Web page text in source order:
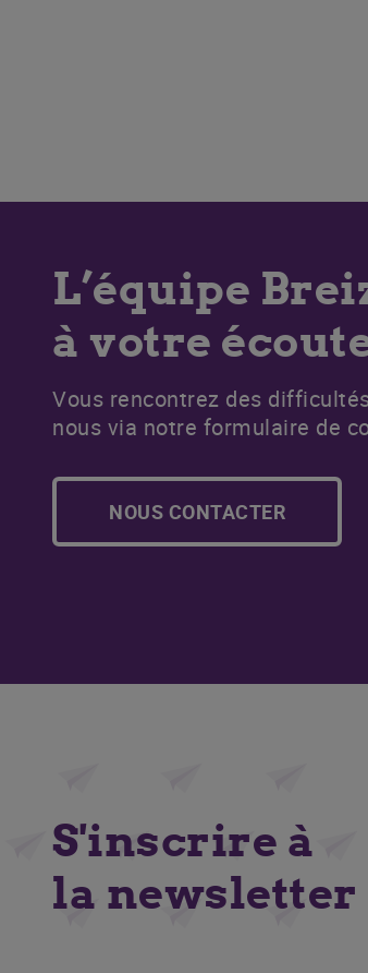
L’équipe
à votre
Vous rencontrez des
nous via notre formulaire de
NOUS CONTACTER
S'inscrire à
la newsletter